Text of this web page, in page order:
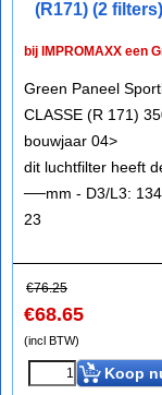
(R171) (2 filters)
bij IMPROMAXX een
Green Paneel
CLASSE (R 171)
bouwjaar 04>
dit luchtfilter heeft
──mm - D3/L3:
23
€76.25
€68.65
(incl BTW)
Koop